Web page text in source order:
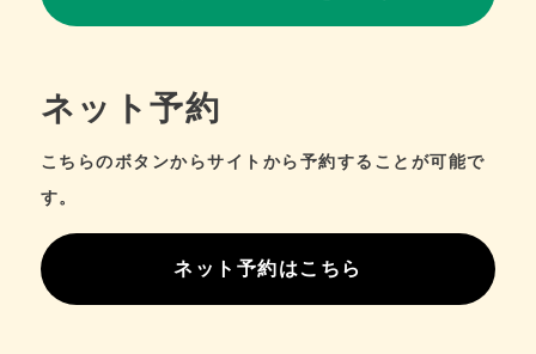
ネット予約
こちらのボタンからサイトから予約することが可能で
す。
ネット予約はこちら